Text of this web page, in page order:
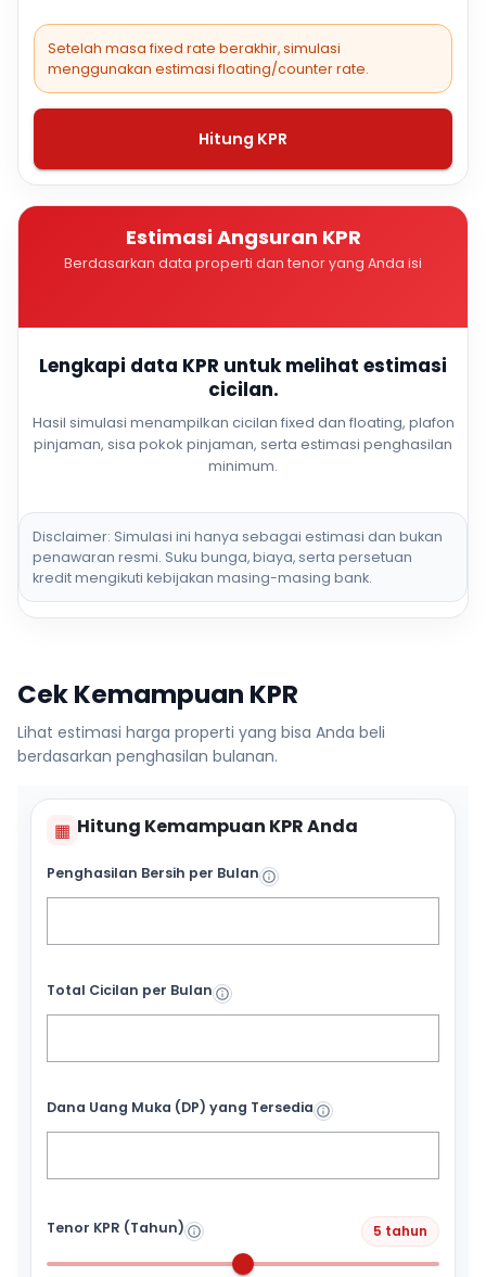
Setelah masa fixed rate berakhir, simulasi
menggunakan estimasi floating/counter rate.
Hitung KPR
Estimasi Angsuran KPR
Berdasarkan data properti dan tenor yang Anda isi
Lengkapi data KPR untuk melihat estimasi
cicilan.
Hasil simulasi menampilkan cicilan fixed dan floating, plafon
pinjaman, sisa pokok pinjaman, serta estimasi penghasilan
minimum.
Disclaimer: Simulasi ini hanya sebagai estimasi dan bukan
penawaran resmi. Suku bunga, biaya, serta persetuan
kredit mengikuti kebijakan masing-masing bank.
Cek Kemampuan KPR
Lihat estimasi harga properti yang bisa Anda beli
berdasarkan penghasilan bulanan.
▦ Hitung Kemampuan KPR Anda
Penghasilan Bersih per Bulan
Total Cicilan per Bulan
Dana Uang Muka (DP) yang Tersedia
Tenor KPR (Tahun) 5 tahun